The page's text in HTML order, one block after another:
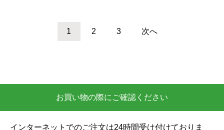
1 2 3 次へ
お買い物の際にご確認ください
インターネットでのご注文は24時間受け付けておりま